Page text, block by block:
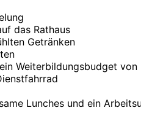
das Rathaus
Getränken
Weiterbildungsbudget
Lunches und ein